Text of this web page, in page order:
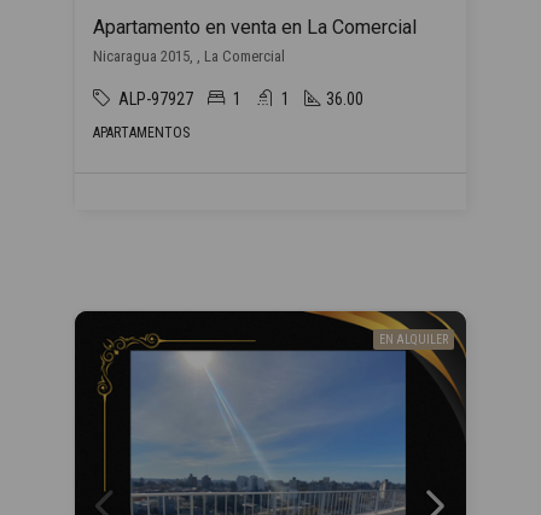
Apartamento en venta en La Comercial
Nicaragua 2015, , La Comercial
ALP-97927 1 1 36.00
APARTAMENTOS
EN ALQUILER